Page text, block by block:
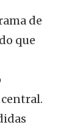
de
que